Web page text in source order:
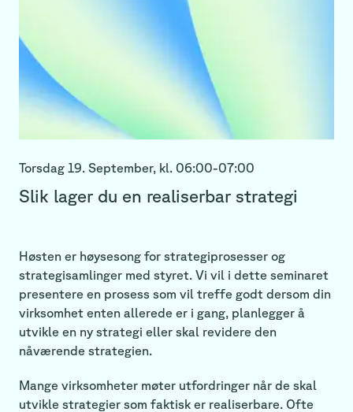
Torsdag 19. September, kl. 06:00-07:00
Slik lager du en realiserbar strategi
Høsten er høysesong for strategiprosesser og
strategisamlinger med styret. Vi vil i dette seminaret
presentere en prosess som vil treffe godt dersom din
virksomhet enten allerede er i gang, planlegger å
utvikle en ny strategi eller skal revidere den
nåværende strategien.
Mange virksomheter møter utfordringer når de skal
utvikle strategier som faktisk er realiserbare. Ofte